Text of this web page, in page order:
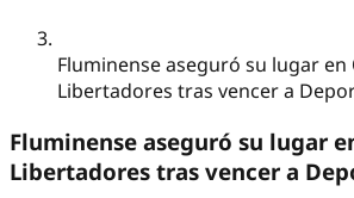
Fluminense aseguró su lugar en
Libertadores tras vencer a
Fluminense aseguró su lugar
Libertadores tras vencer a